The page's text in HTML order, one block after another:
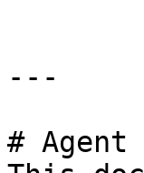
---
#